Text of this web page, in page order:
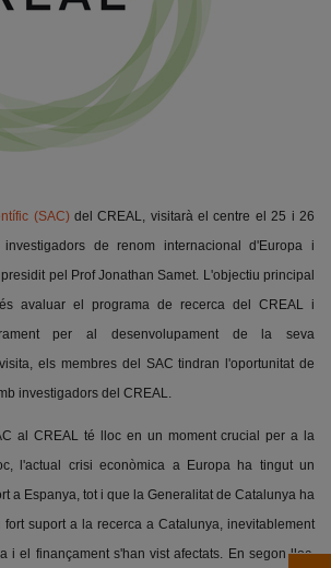
(SAC)del CREAL, visitarà el centre el 25 i 26
de renom internacional d'Europa i
pel Prof Jonathan Samet. L'objectiu principal
avaluar el programa de recerca del CREAL i
per al desenvolupament de la seva
els membres del SAC tindran l'oportunitat de
investigadors del CREAL.
al CREAL té lloc en un moment crucial per a la
l'actual crisi econòmica a Europa ha tingut un
a Espanya, tot i que la Generalitat de Catalunya ha
suport a la recerca a Catalunya, inevitablement
i el finançament s'han vist afectats. En segon lloc,